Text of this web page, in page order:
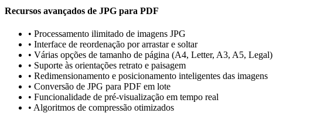
Recursos avançados de JPG para PDF
• Processamento ilimitado de imagens JPG
• Interface de reordenação por arrastar e soltar
• Várias opções de tamanho de página (A4, Letter, A3, A5, Legal)
• Suporte às orientações retrato e paisagem
• Redimensionamento e posicionamento inteligentes das imagens
• Conversão de JPG para PDF em lote
• Funcionalidade de pré-visualização em tempo real
• Algoritmos de compressão otimizados